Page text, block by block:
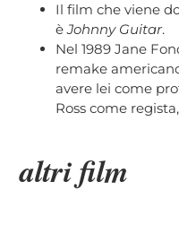
Il film che viene
èJohnny Guitar.
Nel 1989 Jane
remake
avere lei come
Ross come
altri film